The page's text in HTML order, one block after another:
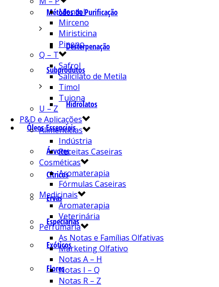
Métodos de Purificação
Desterpenação
Subprodutos
Hidrolatos
Óleos Essenciais
Árvores
Cítricos
Ervas
Especiarias
Exóticos
Flores
Mentol
Mirceno
Miristicina
Pineno
Q – T
Safrol
Salicilato de Metila
Timol
Tujona
U – Z
P&D e Aplicações
Alimentícias
Indústria
Receitas Caseiras
Cosméticas
Aromaterapia
Fórmulas Caseiras
Medicinais
Aromaterapia
Veterinária
Perfumaria
As Notas e Famílias Olfativas
Marketing Olfativo
Notas A – H
Notas I – Q
Notas R – Z